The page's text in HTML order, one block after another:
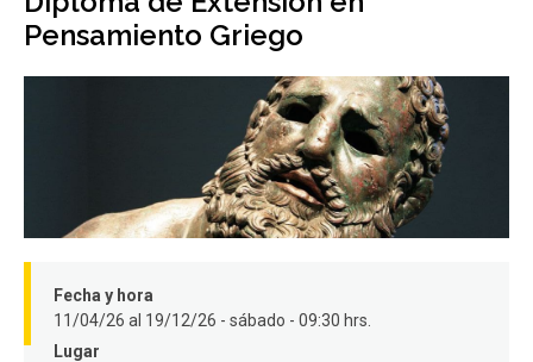
EXTENSIÓN
BIBLIOTECA
DEPARTAMENTOS
FACULTAD
Académicos Egresados
Pensamiento Griego
Fecha y hora
11/04/26 al 19/12/26 - sábado - 09:30 hrs.
Lugar